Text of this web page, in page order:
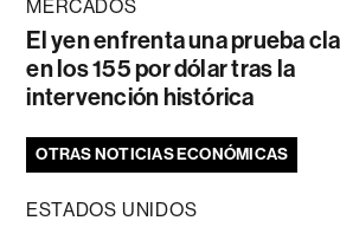
MERCADOS
El yen enfrenta una prueba
en los 155 por dólar tras la
intervención histórica
OTRAS NOTICIAS ECONÓMICAS
ESTADOS UNIDOS